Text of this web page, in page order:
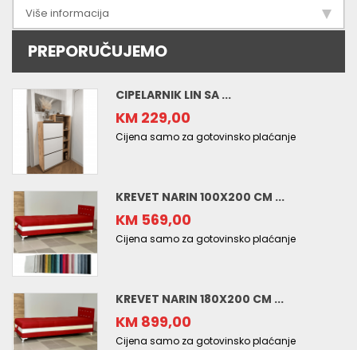
Više informacija
PREPORUČUJEMO
CIPELARNIK LIN SA ...
KM 229,00
Cijena samo za gotovinsko plaćanje
KREVET NARIN 100X200 CM ...
KM 569,00
Cijena samo za gotovinsko plaćanje
KREVET NARIN 180X200 CM ...
KM 899,00
Cijena samo za gotovinsko plaćanje